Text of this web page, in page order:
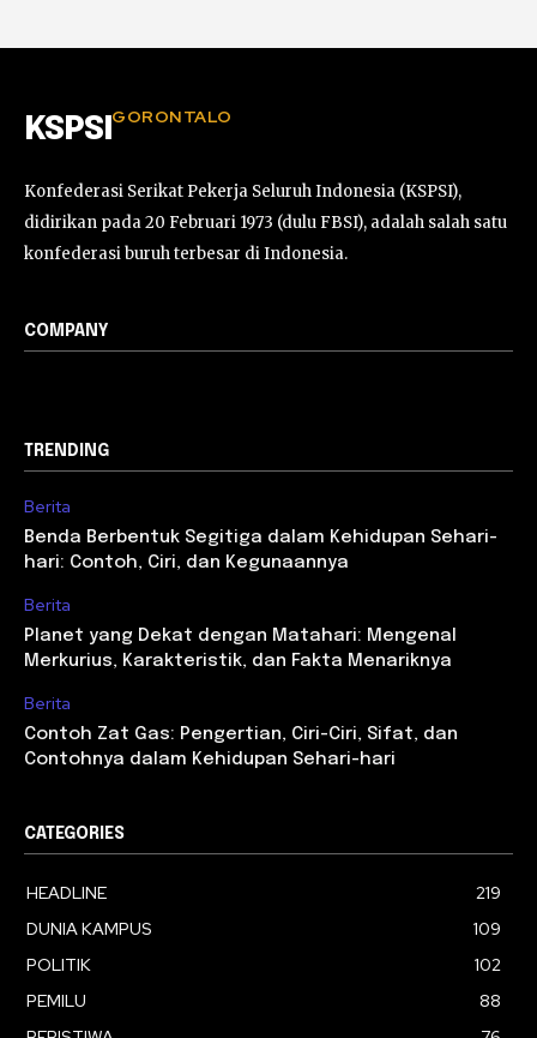
KSPSI GORONTALO
Konfederasi Serikat Pekerja Seluruh Indonesia (KSPSI),
didirikan pada 20 Februari 1973 (dulu FBSI), adalah salah satu
konfederasi buruh terbesar di Indonesia.
COMPANY
TRENDING
Berita
Benda Berbentuk Segitiga dalam Kehidupan Sehari-
hari: Contoh, Ciri, dan Kegunaannya
Berita
Planet yang Dekat dengan Matahari: Mengenal
Merkurius, Karakteristik, dan Fakta Menariknya
Berita
Contoh Zat Gas: Pengertian, Ciri-Ciri, Sifat, dan
Contohnya dalam Kehidupan Sehari-hari
CATEGORIES
HEADLINE
219
DUNIA KAMPUS
109
POLITIK
102
PEMILU
88